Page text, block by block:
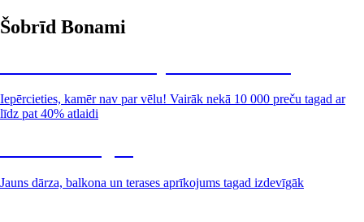
Šobrīd Bonami
Iepērcieties, kamēr nav par vēlu! Vairāk nekā 10 000 preču tagad ar
līdz pat 40% atlaidi
Jauns dārza, balkona un terases aprīkojums tagad izdevīgāk